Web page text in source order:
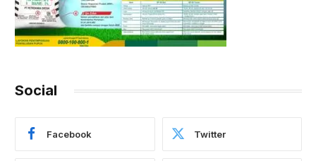
Social
Facebook Twitter